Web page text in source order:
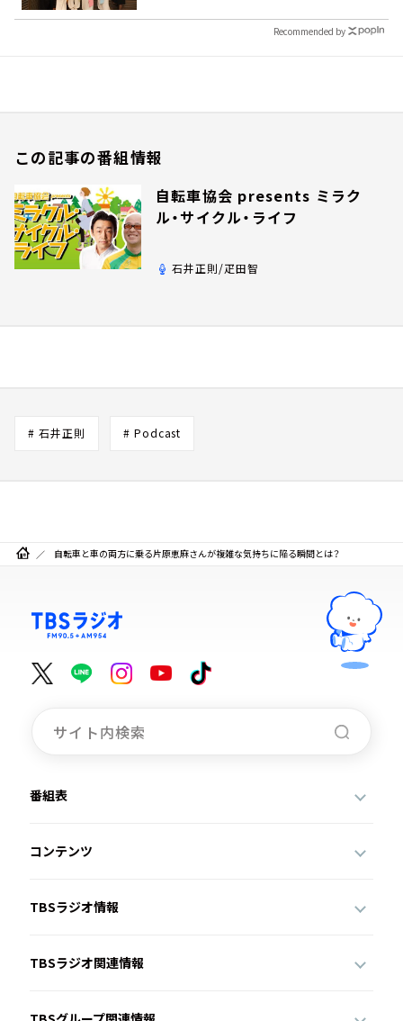
Recommended by
この記事の番組情報
自転車協会 presents ミラク
ル・サイクル・ライフ
石井正則/疋田智
# 石井正則 # Podcast
自転車と車の両方に乗る片原恵麻さんが複雑な気持ちに陥る瞬間とは？
番組表
コンテンツ
TBSラジオ情報
TBSラジオ関連情報